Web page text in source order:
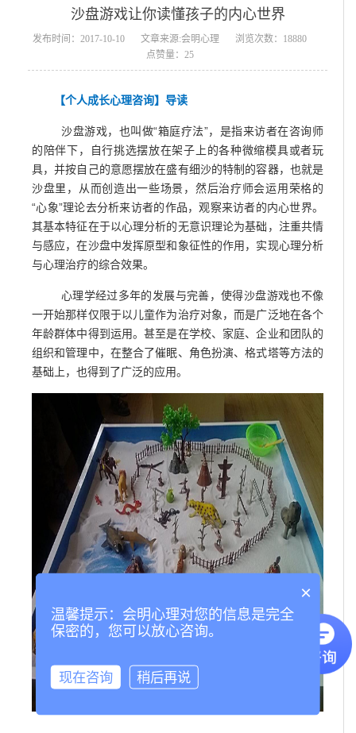
沙盘游戏让你读懂孩子的内心世界
发布时间：2017-10-10 文章来源:会明心理
浏览次数：18880
点赞量：25
【个人成长心理咨询】导读
沙盘游戏，也叫做“箱庭疗法”，是指来访者在咨询师
的陪伴下，自行挑选摆放在架子上的各种微缩模具或者玩
具，并按自己的意愿摆放在盛有细沙的特制的容器，也就是
沙盘里，从而创造出一些场景，然后治疗师会运用荣格的
“心象”理论去分析来访者的作品，观察来访者的内心世界。
其基本特征在于以心理分析的无意识理论为基础，注重共情
与感应，在沙盘中发挥原型和象征性的作用，实现心理分析
与心理治疗的综合效果。
心理学经过多年的发展与完善，使得沙盘游戏也不像
一开始那样仅限于以儿童作为治疗对象，而是广泛地在各个
年龄群体中得到运用。甚至是在学校、家庭、企业和团队的
组织和管理中，在整合了催眠、角色扮演、格式塔等方法的
基础上，也得到了广泛的应用。
×
温馨提示：会明心理对您的信息是完全
保密的，您可以放心咨询。
现在咨询 稍后再说